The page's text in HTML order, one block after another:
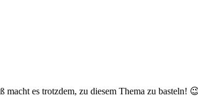
es trotzdem, zu diesem Thema zu basteln!